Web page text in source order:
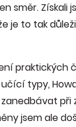
směr. Získali
je to tak
praktických
typy,
při
jsem ale